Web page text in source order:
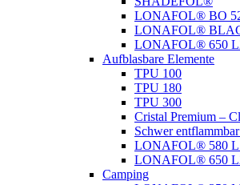
LONAFOL® BO
LONAFOL®
LONAFOL® 650
Aufblasbare Elemente
TPU 100
TPU 180
TPU 300
Cristal Premium –
Schwer
LONAFOL® 580
LONAFOL® 650
Camping